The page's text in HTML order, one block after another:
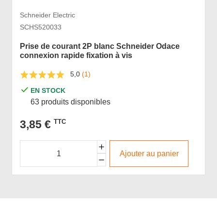
Schneider Electric
SCHS520033
Prise de courant 2P blanc Schneider Odace
connexion rapide fixation à vis
5,0 (1)
EN STOCK
63 produits disponibles
3,85 € TTC
Ajouter au panier